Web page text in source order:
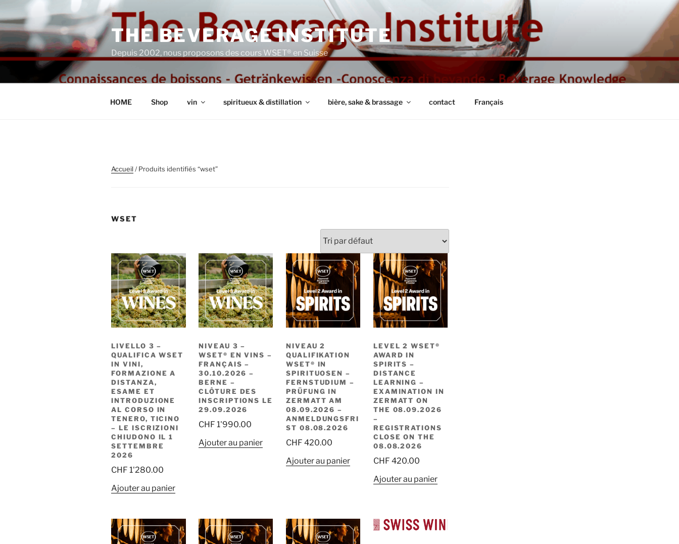
au
contenu
principal
THE BEVERAGE INSTITUTE
Depuis 2002, nous proposons des cours WSET® en Suisse
HOME Shop vin spiritueux & distillation bière, sake & brassage contact Français
Accueil/ Produits identifiés “wset”
WSET
LIVELLO 3 –
QUALIFICA WSET
IN VINI,
FORMAZIONE A
DISTANZA,
ESAME ET
INTRODUZIONE
AL CORSO IN
TENERO, TICINO
– LE ISCRIZIONI
CHIUDONO IL 1
SETTEMBRE
2026
CHF 1'280.00
Ajouter au panier
NIVEAU 3 –
WSET® EN VINS –
FRANÇAIS –
30.10.2026 –
BERNE –
CLÔTURE DES
INSCRIPTIONS LE
29.09.2026
CHF 1'990.00
Ajouter au panier
NIVEAU 2
QUALIFIKATION
WSET® IN
SPIRITUOSEN –
FERNSTUDIUM –
PRÜFUNG IN
ZERMATT AM
08.09.2026 –
ANMELDUNGSFRI
ST 08.08.2026
CHF 420.00
Ajouter au panier
LEVEL 2 WSET®
AWARD IN
SPIRITS –
DISTANCE
LEARNING –
EXAMINATION IN
ZERMATT ON
THE 08.09.2026
–
REGISTRATIONS
CLOSE ON THE
08.08.2026
CHF 420.00
Ajouter au panier